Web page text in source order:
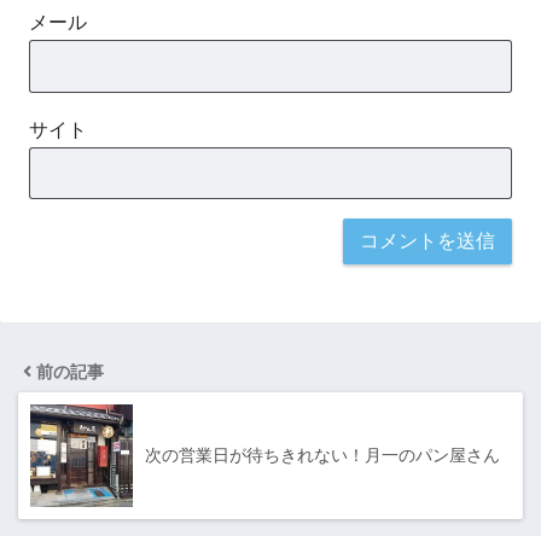
メール
サイト
前の記事
次の営業日が待ちきれない！月一のパン屋さん